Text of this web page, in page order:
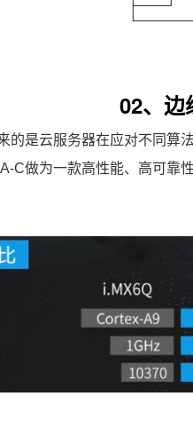
02、边
的是云服务器在应对不同
做为一款高性能、高可靠